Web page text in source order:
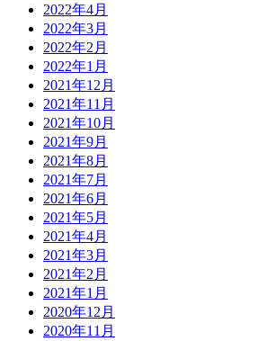
2022年4月
2022年3月
2022年2月
2022年1月
2021年12月
2021年11月
2021年10月
2021年9月
2021年8月
2021年7月
2021年6月
2021年5月
2021年4月
2021年3月
2021年2月
2021年1月
2020年12月
2020年11月